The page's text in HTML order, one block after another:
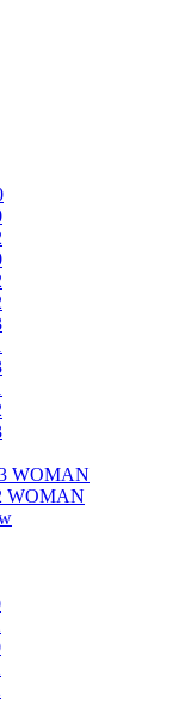
WOMAN
WOMAN